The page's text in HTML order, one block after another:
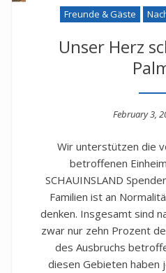
Freunde & Gäste
Unser Herz
February 3,
Wir unterstützen die
betroffenen
SCHAUINSLAND
Familien ist an
denken. Insgesamt sind
zwar nur zehn Prozent
des Ausbruchs
diesen Gebieten haben